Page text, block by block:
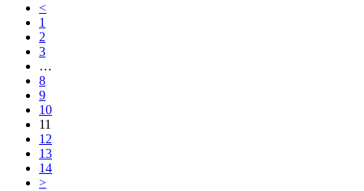
<
1
2
3
…
8
9
10
11
12
13
14
>